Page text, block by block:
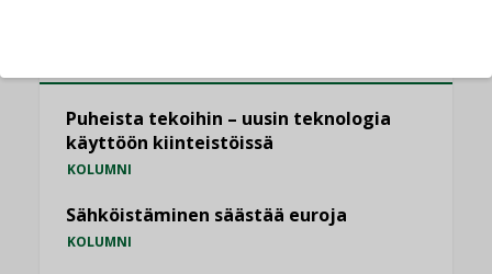
Puheista tekoihin – uusin teknologia
käyttöön kiinteistöissä
KOLUMNI
Sähköistäminen säästää euroja
KOLUMNI